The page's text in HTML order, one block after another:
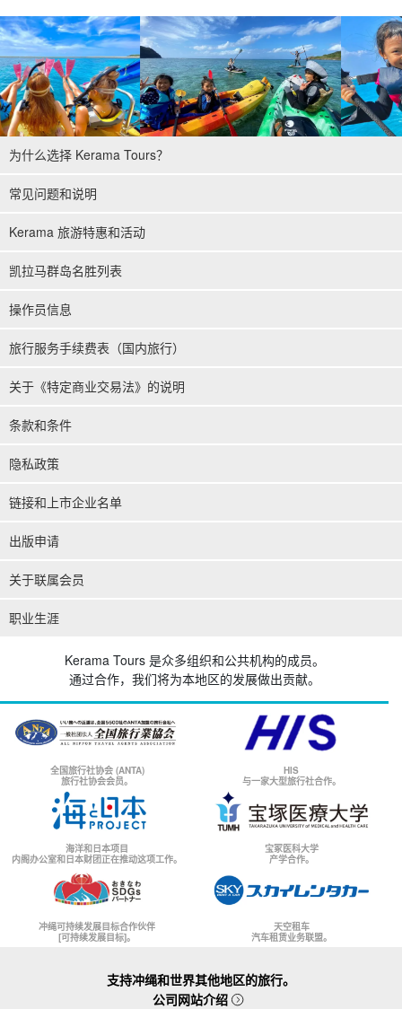
为什么选择 Kerama Tours？
常见问题和说明
Kerama 旅游特惠和活动
凯拉马群岛名胜列表
操作员信息
旅行服务手续费表（国内旅行）
关于《特定商业交易法》的说明
条款和条件
隐私政策
链接和上市企业名单
出版申请
关于联属会员
职业生涯
Kerama Tours 是众多组织和公共机构的成员。
通过合作，我们将为本地区的发展做出贡献。
全国旅行社协会 (ANTA)
旅行社协会会员。
HIS
与一家大型旅行社合作。
海洋和日本项目
内阁办公室和日本财团正在推动这项工作。
宝冢医科大学
产学合作。
冲绳可持续发展目标合作伙伴
[可持续发展目标]。
天空租车
汽车租赁业务联盟。
支持冲绳和世界其他地区的旅行。
公司网站介绍